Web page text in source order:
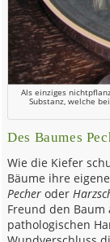
Als einziges
Substanz, welche
Des Baumes
Wie die Kiefer
Bäume ihre
Pecher oder
Freund den
pathologischen